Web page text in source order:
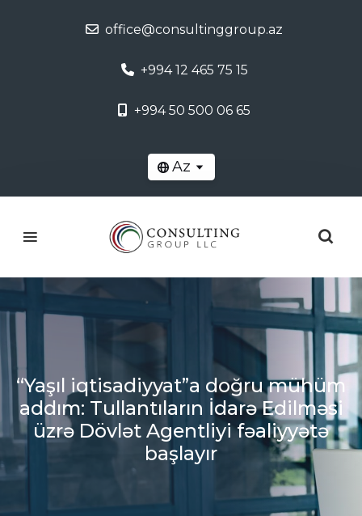
office@consultinggroup.az
+994 12 465 75 15
+994 50 500 06 65
Az
“Yaşıl iqtisadiyyat”a doğru mühüm
addım: Tullantıların İdarə Edilməsi
üzrə Dövlət Agentliyi fəaliyyətə
başlayır